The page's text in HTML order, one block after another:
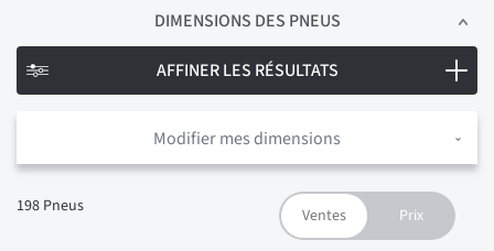
DIMENSIONS DES PNEUS
Modifier mes dimensions
198 Pneus
AFFINER LES RÉSULTATS